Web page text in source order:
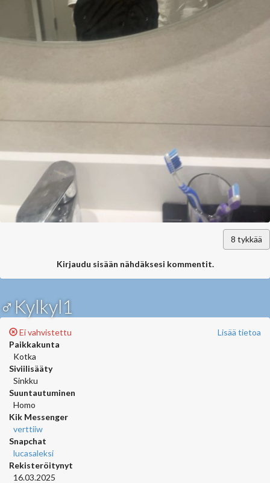
8 tykkää
Kirjaudu sisään nähdäksesi kommentit.
♂Kylkyl1
Lisää tietoa
Ei vahvistettu
Paikkakunta
Kotka
Siviilisääty
Sinkku
Suuntautuminen
Homo
Kik Messenger
verttiiw
Snapchat
lucasaleksi
Rekisteröitynyt
16.03.2025